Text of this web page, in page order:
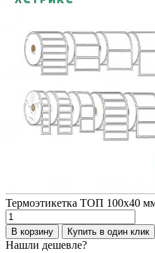
Термоэтикетка ТОП 100х40
Количество
товара
Термоэтикетка
В корзину Купить в один клик
Нашли дешевле?